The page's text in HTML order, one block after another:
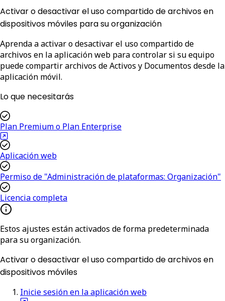
Activar o desactivar el uso compartido de archivos en
dispositivos móviles para su organización
Aprenda a activar o desactivar el uso compartido de
archivos en la aplicación web para controlar si su equipo
puede compartir archivos de Activos y Documentos desde la
aplicación móvil.
Lo que necesitarás
Plan Premium o Plan Enterprise
Aplicación web
Permiso de "Administración de plataformas: Organización"
Licencia completa
Estos ajustes están activados de forma predeterminada
para su organización.
Activar o desactivar el uso compartido de archivos en
dispositivos móviles
Inicie sesión en la aplicación web